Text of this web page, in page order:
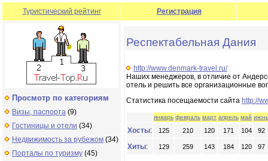
Туристический рейтинг Регистрация
Просмотр по категориям
Визы, паспорта (9)
Гостиницы и отели (34)
Недвижимость за рубежом (34)
Порталы по туризму (45)
Респектабельная Дания
http://www.denmark-travel.ru/
Наших менеджеров, в отличие от
отель и решить все организационные
Статистика посещаемости сайта http://
январь февраль март апрель май июнь
Хосты: 125 210 120 171 104 92
Хиты: 129 259 143 184 120 97